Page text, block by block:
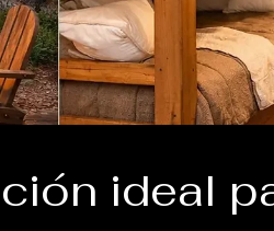
ideal